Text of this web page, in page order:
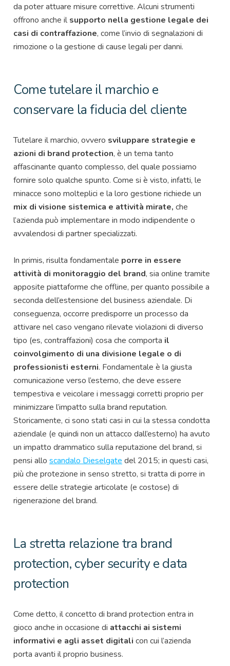
da poter attuare misure correttive. Alcuni strumenti
offrono anche ilsupporto nella gestione legale dei
casi di contraffazione, come l’invio di segnalazioni di
rimozione o la gestione di cause legali per danni.
Come tutelare il marchio e
conservare la fiducia del cliente
Tutelare il marchio, ovvero sviluppare strategie e
azioni di brand protection, è un tema tanto
affascinante quanto complesso, del quale possiamo
fornire solo qualche spunto. Come si è visto, infatti, le
minacce sono molteplici e la loro gestione richiede un
mix di visione sistemica e attività mirate, che
l’azienda può implementare in modo indipendente o
avvalendosi di partner specializzati.
In primis, risulta fondamentale porre in essere
attività di monitoraggio del brand, sia online tramite
apposite piattaforme che offline, per quanto possibile a
seconda dell’estensione del business aziendale. Di
conseguenza, occorre predisporre un processo da
attivare nel caso vengano rilevate violazioni di diverso
tipo (es, contraffazioni) cosa che comporta il
coinvolgimento di una divisione legale o di
professionisti esterni. Fondamentale è la giusta
comunicazione verso l’esterno, che deve essere
tempestiva e veicolare i messaggi corretti proprio per
minimizzare l’impatto sulla brand reputation.
Storicamente, ci sono stati casi in cui la stessa condotta
aziendale (e quindi non un attacco dall’esterno) ha avuto
un impatto drammatico sulla reputazione del brand, si
pensi allo scandalo Dieselgate del 2015; in questi casi,
più che protezione in senso stretto, si tratta di porre in
essere delle strategie articolate (e costose) di
rigenerazione del brand.
La stretta relazione tra brand
protection, cyber security e data
protection
Come detto, il concetto di brand protection entra in
gioco anche in occasione di attacchi ai sistemi
informativi e agli asset digitali con cui l’azienda
porta avanti il proprio business.